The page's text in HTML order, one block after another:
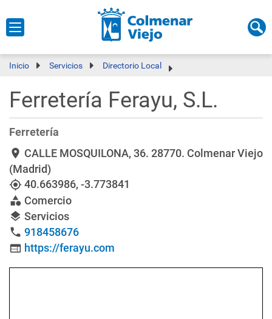
Inicio Servicios Directorio Local
Ferretería Ferayu, S.L.
Ferretería
location_on CALLE MOSQUILONA, 36. 28770. Colmenar Viejo
(Madrid)
my_location40.663986, -3.773841
category Comercio
layers Servicios
phone 918458676
web https://ferayu.com